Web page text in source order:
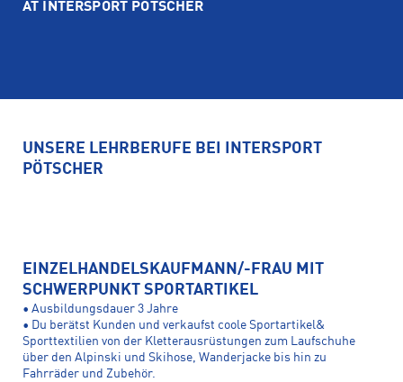
AT INTERSPORT PÖTSCHER
UNSERE LEHRBERUFE BEI INTERSPORT
PÖTSCHER
EINZELHANDELSKAUFMANN/-FRAU MIT
SCHWERPUNKT SPORTARTIKEL
• Ausbildungsdauer 3 Jahre
• Du berätst Kunden und verkaufst coole Sportartikel&
Sporttextilien von der Kletterausrüstungen zum Laufschuhe
über den Alpinski und Skihose, Wanderjacke bis hin zu
Fahrräder und Zubehör.